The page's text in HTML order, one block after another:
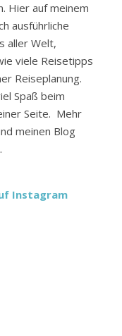
Hier auf meinem
ausführliche
aller Welt,
viele Reisetipps
Reiseplanung.
Spaß beim
Seite. Mehr
meinen Blog
.
Instagram